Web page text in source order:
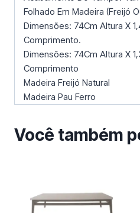
Folhado Em Madeira (Freijó
Dimensões: 74Cm Altura X
Comprimento.
Dimensões: 74Cm Altura X
Comprimento
Madeira Freijó Natural
Madeira Pau Ferro
Você também